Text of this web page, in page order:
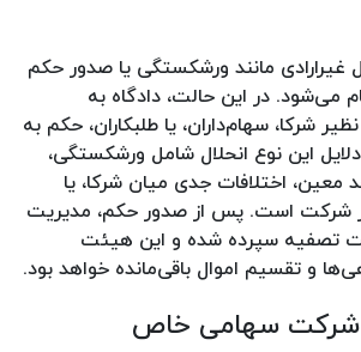
غیرارادی مانند ورشکستگی یا صدور حکم
می‌شود. در این حالت، دادگاه به
شرکا، سهام‌داران، یا طلبکاران، حکم به
این نوع انحلال شامل ورشکستگی،
اختلافات جدی میان شرکا، یا
شرکت است. پس از صدور حکم، مدیریت
تصفیه سپرده شده و این هیئت
و تقسیم اموال باقی‌مانده خواهد بود.
شرکت سهامی خاص